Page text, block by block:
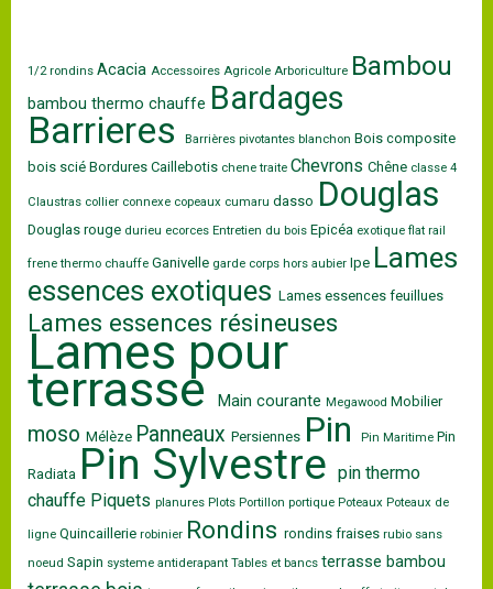
1/2 rondins Acacia Accessoires Agricole Arboriculture Bambou
bambou thermo chauffe Bardages
Barrieres Barrières pivotantes blanchon Bois composite
bois scié Bordures Caillebotis chene traite Chevrons Chêne classe 4
Claustras collier connexe copeaux cumaru dasso Douglas
Douglas rouge durieu ecorces Entretien du bois Epicéa exotique flat rail
frene thermo chauffe Ganivelle garde corps hors aubier Ipe Lames
essences exotiques Lames essences feuillues
Lames essences résineuses
Lames pour
terrasse Main courante Megawood Mobilier
moso Mélèze Panneaux Persiennes Pin Pin Maritime Pin
Radiata Pin Sylvestre pin thermo
chauffe Piquets planures Plots Portillon portique Poteaux Poteaux de
ligne Quincaillerie robinier Rondins rondins fraises rubio sans
noeud Sapin systeme antiderapant Tables et bancs terrasse bambou